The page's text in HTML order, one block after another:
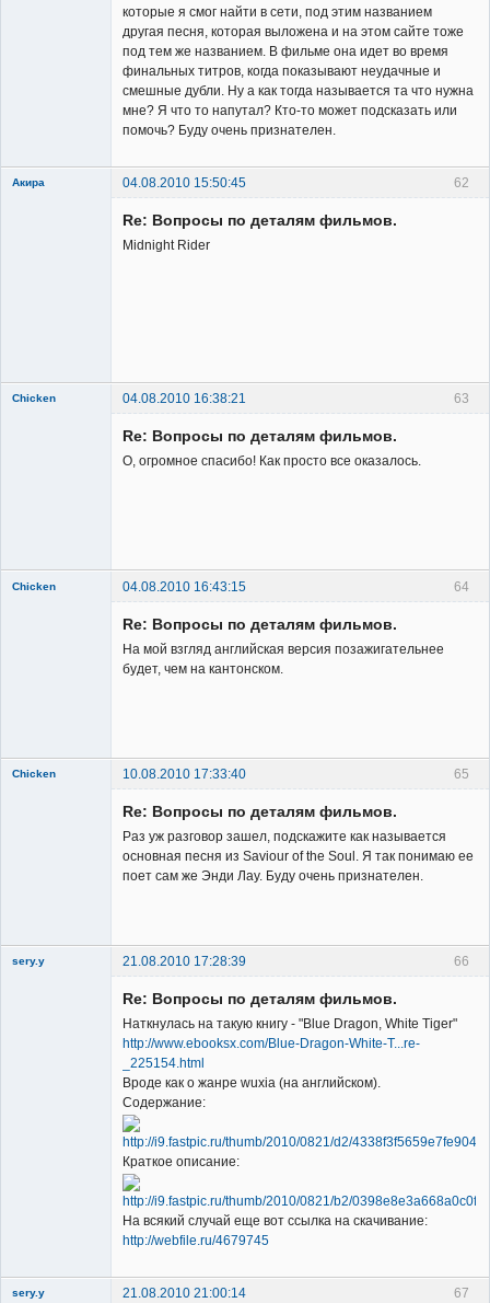
которые я смог найти в сети, под этим названием
другая песня, которая выложена и на этом сайте тоже
под тем же названием. В фильме она идет во время
финальных титров, когда показывают неудачные и
смешные дубли. Ну а как тогда называется та что нужна
мне? Я что то напутал? Кто-то может подсказать или
помочь? Буду очень признателен.
62
Акира 04.08.2010 15:50:45
Re: Вопросы по деталям фильмов.
Midnight Rider
63
Chicken
04.08.2010 16:38:21
Re: Вопросы по деталям фильмов.
О, огромное спасибо! Как просто все оказалось.
64
Chicken
04.08.2010 16:43:15
Re: Вопросы по деталям фильмов.
На мой взгляд английская версия позажигательнее
будет, чем на кантонском.
65
Chicken
10.08.2010 17:33:40
Re: Вопросы по деталям фильмов.
Раз уж разговор зашел, подскажите как называется
основная песня из Saviour of the Soul. Я так понимаю ее
поет сам же Энди Лау. Буду очень признателен.
66
sery.y 21.08.2010 17:28:39
Re: Вопросы по деталям фильмов.
Наткнулась на такую книгу - "Blue Dragon, White Tiger"
http://www.ebooksx.com/Blue-Dragon-White-T...re-
_225154.html
Вроде как о жанре wuxia (на английском).
Содержание:
Краткое описание:
На всякий случай еще вот ссылка на скачивание:
http://webfile.ru/4679745
67
sery.y 21.08.2010 21:00:14